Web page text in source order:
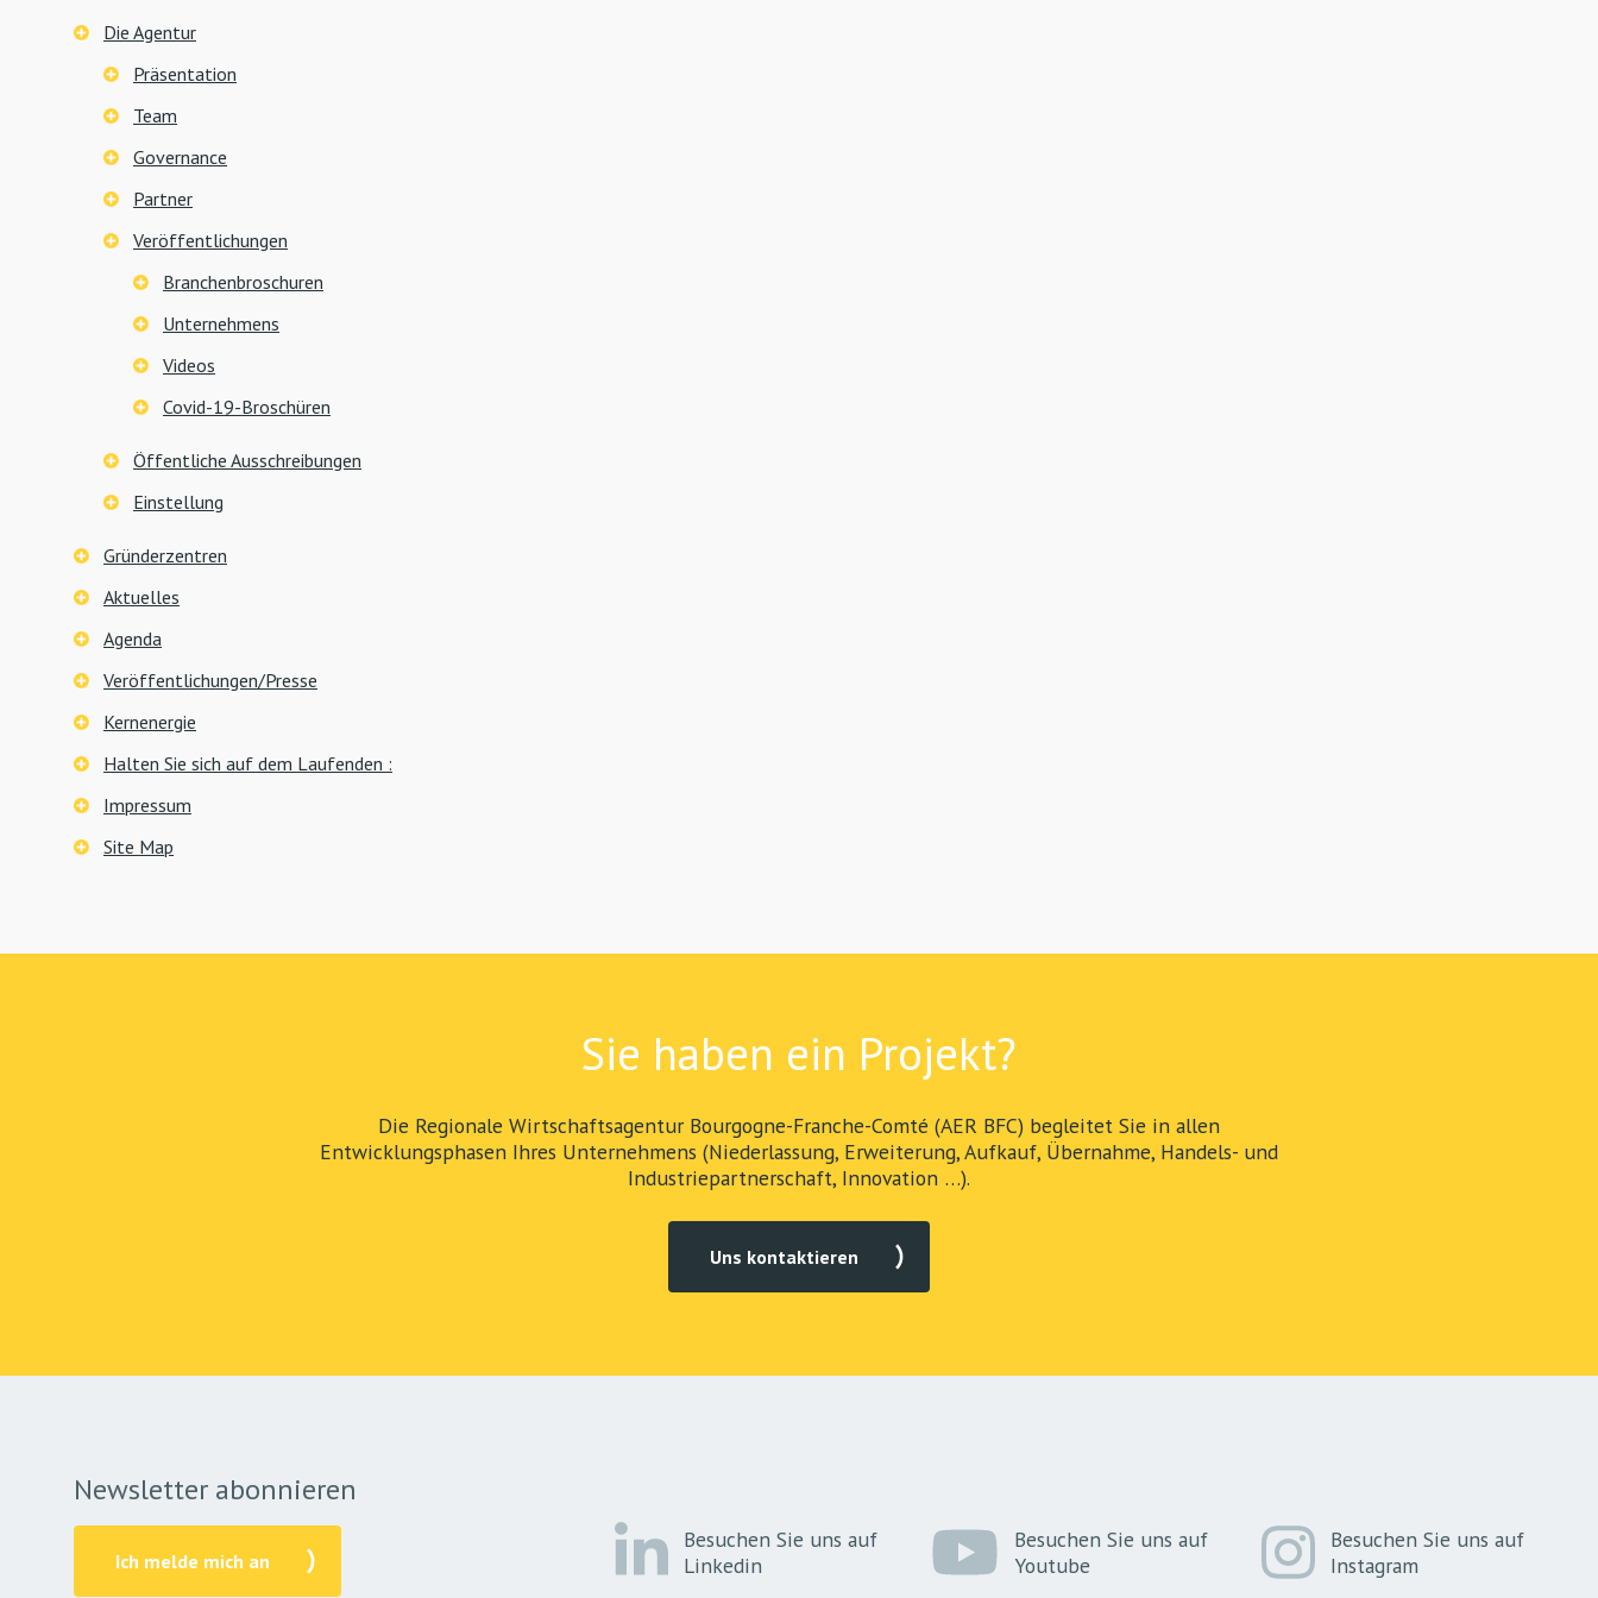
Die Agentur
Präsentation
Team
Governance
Partner
Veröffentlichungen
Branchenbroschuren
Unternehmens
Videos
Covid-19-Broschüren
Öffentliche Ausschreibungen
Einstellung
Gründerzentren
Aktuelles
Agenda
Veröffentlichungen/Presse
Kernenergie
Halten Sie sich auf dem Laufenden :
Impressum
Site Map
Sie haben ein Projekt?
Die Regionale Wirtschaftsagentur Bourgogne-Franche-Comté (AER BFC) begleitet Sie in allen
Entwicklungsphasen Ihres Unternehmens (Niederlassung, Erweiterung, Aufkauf, Übernahme, Handels- und
Industriepartnerschaft, Innovation …).
Uns kontaktieren
Newsletter abonnieren
Ich melde mich an
Besuchen Sie uns auf
Instagram
Besuchen Sie uns auf
Youtube
Besuchen Sie uns auf
Linkedin